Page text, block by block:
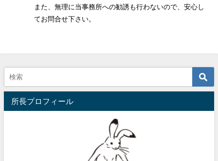
また、無理に当事務所への勧誘も行わないので、安心し
てお問合せ下さい。
所長プロフィール